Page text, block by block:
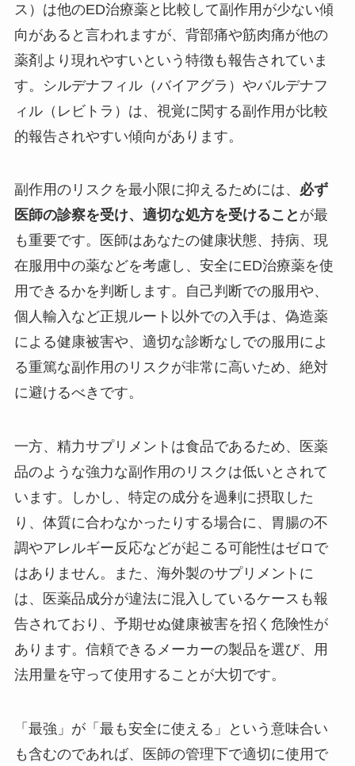
ス）は他のED治療薬と比較して副作用が少ない傾
向があると言われますが、背部痛や筋肉痛が他の
薬剤より現れやすいという特徴も報告されていま
す。シルデナフィル（バイアグラ）やバルデナフ
ィル（レビトラ）は、視覚に関する副作用が比較
的報告されやすい傾向があります。
副作用のリスクを最小限に抑えるためには、 必ず
医師の診察を受け、適切な処方を受けること が最
も重要です。医師はあなたの健康状態、持病、現
在服用中の薬などを考慮し、安全にED治療薬を使
用できるかを判断します。自己判断での服用や、
個人輸入など正規ルート以外での入手は、偽造薬
による健康被害や、適切な診断なしでの服用によ
る重篤な副作用のリスクが非常に高いため、絶対
に避けるべきです。
一方、精力サプリメントは食品であるため、医薬
品のような強力な副作用のリスクは低いとされて
います。しかし、特定の成分を過剰に摂取した
り、体質に合わなかったりする場合に、胃腸の不
調やアレルギー反応などが起こる可能性はゼロで
はありません。また、海外製のサプリメントに
は、医薬品成分が違法に混入しているケースも報
告されており、予期せぬ健康被害を招く危険性が
あります。信頼できるメーカーの製品を選び、用
法用量を守って使用することが大切です。
「最強」が「最も安全に使える」という意味合い
も含むのであれば、医師の管理下で適切に使用で